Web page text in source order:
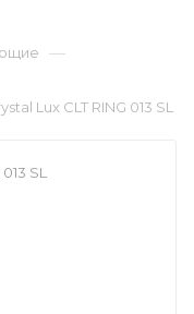
—
Lux CLT RING 013 SL
SL